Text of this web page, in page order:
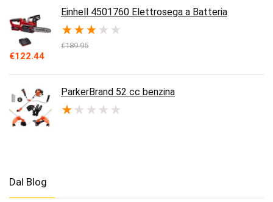
Einhell 4501760 Elettrosega a Batteria
★★★ ★ ★
€189.95
Il
originale
era:
€189.95.
€122.44Il
attuale
€122.44.
ParkerBrand 52 cc benzina
★ ★ ★ ★ ★
Dal Blog